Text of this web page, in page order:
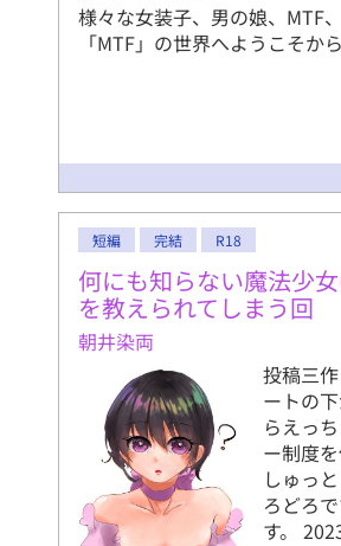
様々な女装子、男の娘、MTF
「MTF」の世界へようこそか
短編 完結 R18
何にも知らない魔法少
を教えられてしまう回
朝井染両
投稿三
ートの
らえっ
ー制度
しゅっ
ろどろ
す。